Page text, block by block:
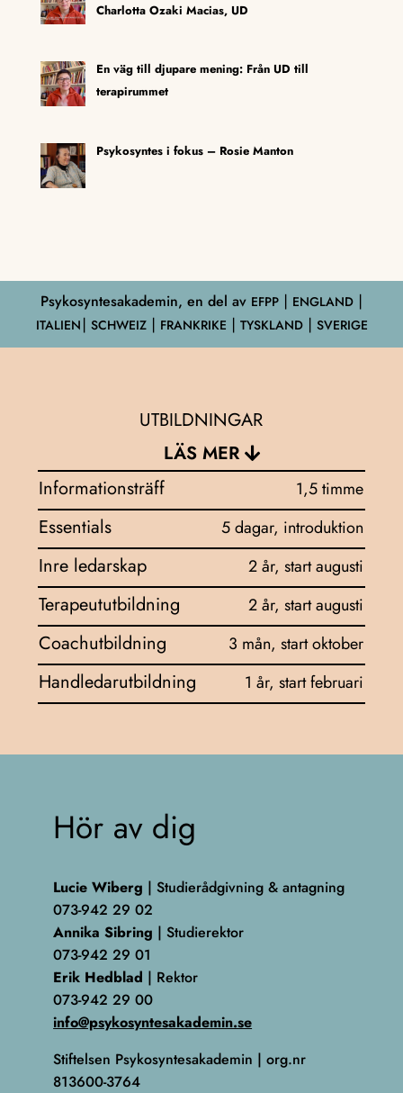
Charlotta Ozaki Macias, UD
En väg till djupare mening: Från UD till
terapirummet
Psykosyntes i fokus – Rosie Manton
Psykosyntesakademin, en del av EFPP⎮ ENGLAND ⎮
ITALIEN⎮ SCHWEIZ ⎮ FRANKRIKE ⎮ TYSKLAND ⎮ SVERIGE
UTBILDNINGAR
LÄS MER
Informationsträff
1,5 timme
Essentials 5 dagar, introduktion
Inre ledarskap 2 år, start augusti
Terapeututbildning 2 år, start augusti
Coachutbildning 3 mån, start oktober
Handledarutbildning 1 år, start februari
Hör av dig
Lucie Wiberg | Studierådgivning & antagning
073-942 29 02
Annika Sibring | Studierektor
073-942 29 01
Erik Hedblad | Rektor
073-942 29 00
info@psykosyntesakademin.se
Stiftelsen Psykosyntesakademin | org.nr
813600-3764